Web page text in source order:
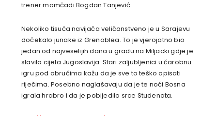
trener momčadi Bogdan Tanjević.
Nekoliko tisuća navijača veličanstveno je u Sarajevu
dočekalo junake iz Grenoblea. To je vjerojatno bio
jedan od najveselijih dana u gradu na Miljacki gdje je
slavila cijela Jugoslavija. Stari zaljubljenici u čarobnu
igru pod obručima kažu da je sve to teško opisati
riječima. Posebno naglašavaju da je te noći Bosna
igrala hrabro i da je pobijedilo srce Studenata.